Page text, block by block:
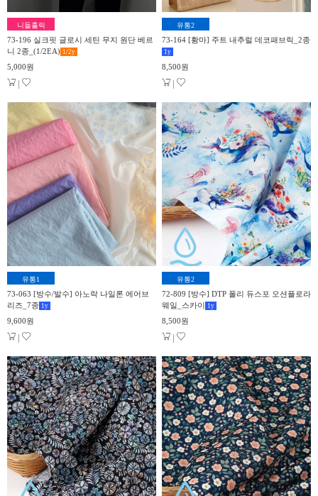
니들홀릭
73-196 실크핏 글로시 세틴 무지 원단 베르
니 2종_(1/2EA) 1/2y
5,000원
|
유통2
73-164 [황마] 주트 내추럴 데코패브릭_2종
1 y
8,500원
|
유통1
73-063 [방수/발수] 아노락 나일론 에어브
리즈_7종 1 y
9,600원
|
유통2
72-809 [방수] DTP 폴리 듀스포 오션플로라
웨일_스카이 1 y
8,500원
|